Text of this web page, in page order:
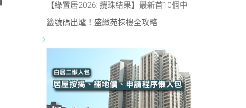
【綠置居2026: 攪珠結果】最新首10個中
籤號碼出爐！盛緻苑揀樓全攻略